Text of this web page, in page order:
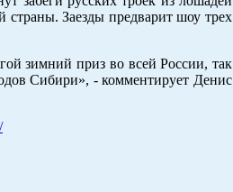
Заезды предварит шоу трех
зимний приз во всей России, так
Сибири», - комментирует Денис